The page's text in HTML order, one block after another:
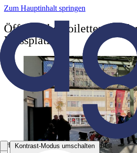
Arbeitsgemeinschaft Barrierefreiheit
Kontrast-Modus umschalten
Zum Hauptinhalt springen
Öffentliche Toiletten für
Messplatz!